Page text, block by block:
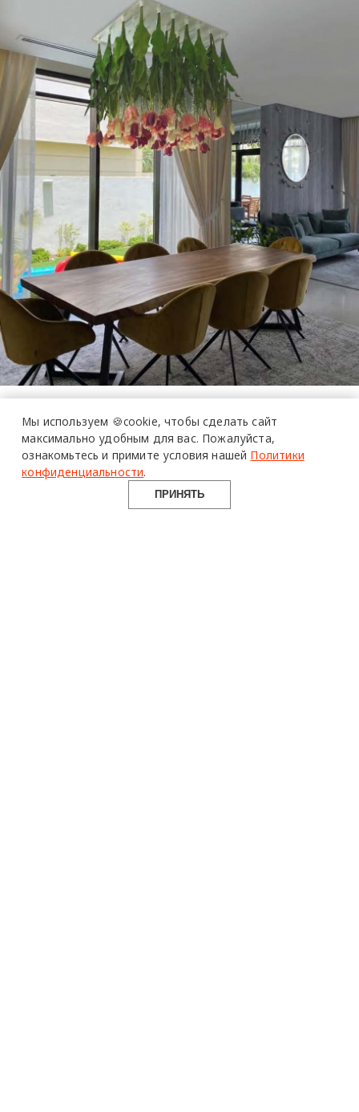
Мы используем 🍪cookie, чтобы сделать сайт
максимально удобным для вас. Пожалуйста,
ознакомьтесь и примите условия нашей Политики
конфиденциальности.
ПРИНЯТЬ